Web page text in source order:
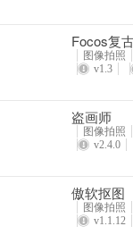
Focos复
图像拍照
v1.3
盗画师
图像拍照
v2.4.0
傲软抠图
图像拍照
v1.1.12